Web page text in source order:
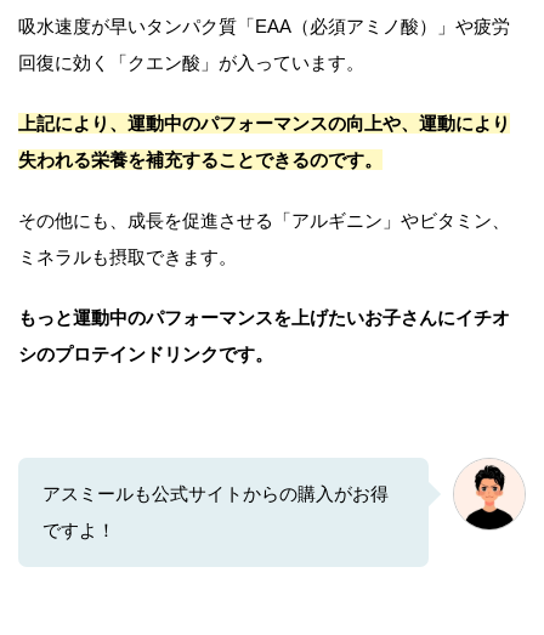
吸水速度が早いタンパク質「EAA（必須アミノ酸）」や疲労
回復に効く「クエン酸」が入っています。
上記により、運動中のパフォーマンスの向上や、運動により
失われる栄養を補充することできるのです。
その他にも、成長を促進させる「アルギニン」やビタミン、
ミネラルも摂取できます。
もっと運動中のパフォーマンスを上げたいお子さんにイチオ
シのプロテインドリンクです。
アスミールも公式サイトからの購入がお得
ですよ！